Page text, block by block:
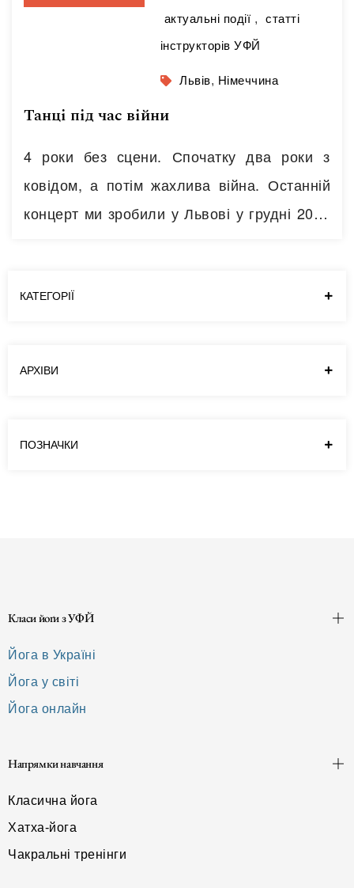
актуальні події ,
статті
інструкторів УФЙ
Львів, Німеччина
Танці під час війни
4 роки без сцени. Спочатку два роки з
ковідом, а потім жахлива війна. Останній
концерт ми зробили у Львові у грудні 2019
Мені здавалося що зібратися в Україні та
КАТЕГОРІЇ
АРХІВИ
ПОЗНАЧКИ
Класи йоґи з УФЙ
Йога в Україні
Йога у світі
Йога онлайн
Напрямки навчання
Класична йога
Хатха-йога
Чакральні тренінги